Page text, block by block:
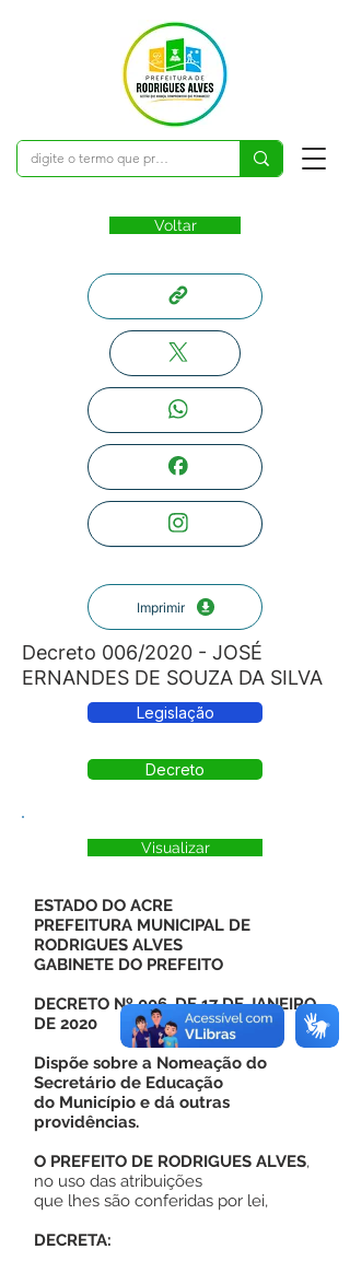
Voltar
Imprimir
Decreto 006/2020 - JOSÉ
ERNANDES DE SOUZA DA SILVA
Legislação
Decreto
Visualizar
ESTADO DO ACRE
PREFEITURA MUNICIPAL DE
RODRIGUES ALVES
GABINETE DO PREFEITO
DECRETO Nº 006, DE 17 DE JANEIRO
DE 2020
Dispõe sobre a Nomeação do
Secretário de Educação
do Município e dá outras
providências.
O PREFEITO DE RODRIGUES ALVES,
no uso das atribuições
que lhes são conferidas por lei,
DECRETA: